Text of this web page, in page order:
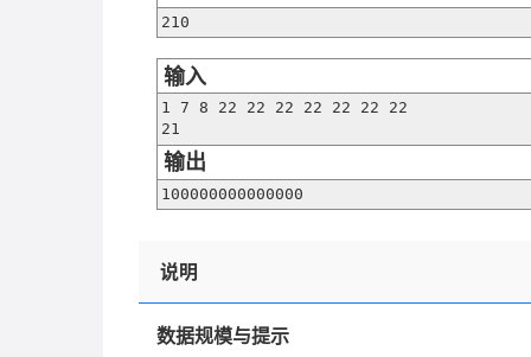
210
输入
1 7 8 22 22 22 22 22 22 22
21
输出
100000000000000
说明
数据规模与提示